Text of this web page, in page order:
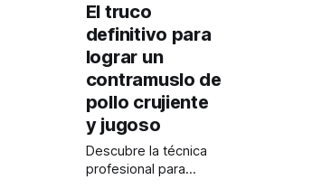
El truco
definitivo para
lograr un
contramuslo de
pollo crujiente
y jugoso
Descubre la técnica
profesional para